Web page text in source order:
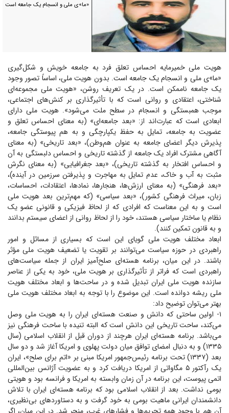
«ما»‌ی ملی و انسجام یک جامعه است
هویت ملی خمیرمایه احساس تعلق فرد به جامعه خویش و شکل‌گیری
«ما»‌ی ملی و انسجام یک جامعه است. بدون هویت ملی، اساساً تصور وجود
یک جامعه ناممکن است. در یک تعریف روشن، «هویت ملی مجموعه‌ای
شناختی، اعتقادی و روانی است که با تأثیرگذاری بر کنش‌های اجتماعی،
موجب همبستگی و انسجام در سطح ملت می‌شود». هویت ملی دارای
ابعادی است که عبارت‌اند از: «بعد جامعه‌ای» (به معنای احساس تعلق و
عضویت به جامعه، تمایل به حفظ یکپارچگی و به هم پیوستگی جامعه،
پذیرش دیگر اعضای جامعه به عنوان هم‌وطن)، «بعد تاریخی» (به معنای
آگاهی مشترک افراد یک جامعه از گذشته تاریخی و احساس دلبستگی به آن
و احساس افتخار به گذشته تاریخی)، «بعد جغرافیایی» (به معنای نگرش
مثبت به آب و خاک، عدم تمایل به مهاجرت و پذیرفتن سرزمین در آینده)،
«بعد فرهنگی» (به معنای ارزش‌ها، هنجارها، نمادها، اعتقادات، احساسات،
زبان، میراث فرهنگی کشور)، «بعد سیاسی» (که مهم‌ترین بعد هویت ملی
است و به این معناست که افرادی که از لحاظ فیزیکی و قانونی عضو یک
نظام یا ساختار سیاسی هستند، خود را از لحاظ روانی از اعضای سیستم بدانند
و به قانون تمکین کنند).
ابعاد مختلف هویت ملی گویای این است که بسیاری از مسائل و امور
راهبردی در حوزه سیاست می‌توانند بر تقویت یا تضعیف هویت ملی مؤثر
باشند. در این میان، برنامه هسته‌ای صلح‌آمیز ایران از جمله سیاست‌های
راهبردی است که فراتر از تأثیرگذاری بر هویت ملی، خود به یکی از عناصر
سازنده هویت ملی ایران تبدیل شده و در ساحت‌ها و ابعاد مختلف هویت
ملی ریشه دوانده است. این موضوع را با توجه به ابعاد مختلف هویت ملی
بهتر می‌توان توضیح داد:
۱- اولین ساحتی که دانش و صنعت هسته‌ای ایران را به هویت ملی وصل
می‌کند، ساحت تاریخی این دانش است که البته تنیده با ساحت فرهنگی نیز
می‌باشد. برنامه هسته‌ای ایران هرچند از دوران قبل از انقلاب اسلامی (سال
۱۳۳۵) و به دنبال امضای توافق میان دولت پهلوی و امریکا آغاز شد و دو سال
بعد (۱۳۳۷) تحت برنامه رئیس‌جمهور امریکا مبنی بر «اتم برای صلح»، ایران
یک رآکتور ۵ مگاواتی از امریکا دریافت کرد و به عضویت آژانس بین‌المللی
اتمی پیوست، این برنامه در آن زمان وابسته به امریکا و فرانسه بود و هویتی
بومی نداشت. بعد از انقلاب اسلامی بود که برنامه هسته‌ای ایران با تلاش
دانشمندان ایرانی ماهیت بومی به خود گرفت و به دستاورد‌های بی‌نظیری،